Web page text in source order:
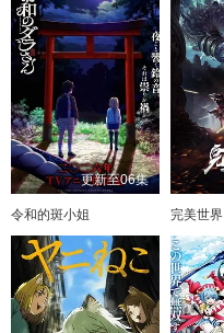
更新至06集
令和的斑小姐 完美世界